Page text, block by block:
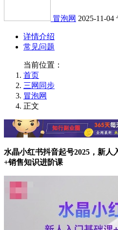
冒泡网 2025-11-04
详情介绍
常见问题
当前位置：
首页
三网同步
冒泡网
正文
水晶小红书抖音起号2025，新人
+销售知识进阶课